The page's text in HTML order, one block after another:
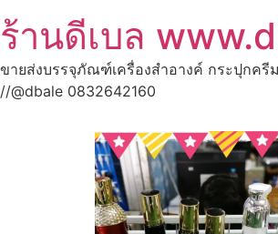
ร้านดีเบล
ขายส่งบรรจุภัณฑ์เครื่องสำอางค์ กระปุกครี
//@dbale 0832642160